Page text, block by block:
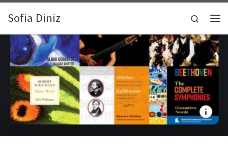
Zum Inhalt springen
Sofia Diniz
Search